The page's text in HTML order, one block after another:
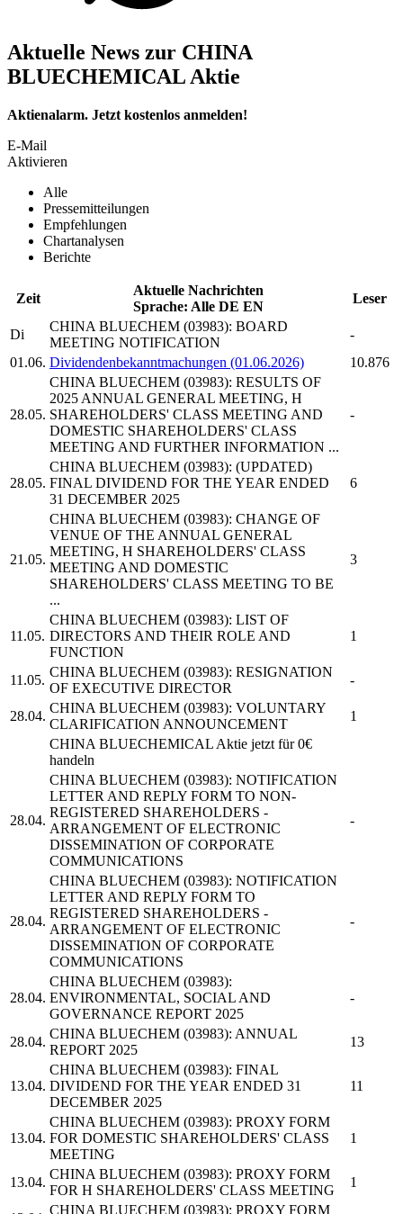
Aktuelle News zur CHINA
BLUECHEMICAL Aktie
Aktienalarm. Jetzt kostenlos anmelden!
E-Mail
Aktivieren
Alle
Pressemitteilungen
Empfehlungen
Chartanalysen
Berichte
Zeit
Aktuelle Nachrichten
Sprache: Alle DE EN
Leser
Di
CHINA BLUECHEM (03983): BOARD
MEETING NOTIFICATION
-
01.06. Dividendenbekanntmachungen (01.06.2026) 10.876
28.05.
CHINA BLUECHEM (03983): RESULTS OF
2025 ANNUAL GENERAL MEETING, H
SHAREHOLDERS' CLASS MEETING AND
DOMESTIC SHAREHOLDERS' CLASS
MEETING AND FURTHER INFORMATION ...
-
28.05.
CHINA BLUECHEM (03983): (UPDATED)
FINAL DIVIDEND FOR THE YEAR ENDED
31 DECEMBER 2025
6
21.05.
CHINA BLUECHEM (03983): CHANGE OF
VENUE OF THE ANNUAL GENERAL
MEETING, H SHAREHOLDERS' CLASS
MEETING AND DOMESTIC
SHAREHOLDERS' CLASS MEETING TO BE
...
3
11.05.
CHINA BLUECHEM (03983): LIST OF
DIRECTORS AND THEIR ROLE AND
FUNCTION
1
11.05.
CHINA BLUECHEM (03983): RESIGNATION
OF EXECUTIVE DIRECTOR
-
28.04.
CHINA BLUECHEM (03983): VOLUNTARY
CLARIFICATION ANNOUNCEMENT
1
CHINA BLUECHEMICAL Aktie jetzt für 0€
handeln
28.04.
CHINA BLUECHEM (03983): NOTIFICATION
LETTER AND REPLY FORM TO NON-
REGISTERED SHAREHOLDERS -
ARRANGEMENT OF ELECTRONIC
DISSEMINATION OF CORPORATE
COMMUNICATIONS
-
28.04.
CHINA BLUECHEM (03983): NOTIFICATION
LETTER AND REPLY FORM TO
REGISTERED SHAREHOLDERS -
ARRANGEMENT OF ELECTRONIC
DISSEMINATION OF CORPORATE
COMMUNICATIONS
-
28.04.
CHINA BLUECHEM (03983):
ENVIRONMENTAL, SOCIAL AND
GOVERNANCE REPORT 2025
-
28.04.
CHINA BLUECHEM (03983): ANNUAL
REPORT 2025
13
13.04.
CHINA BLUECHEM (03983): FINAL
DIVIDEND FOR THE YEAR ENDED 31
DECEMBER 2025
11
13.04.
CHINA BLUECHEM (03983): PROXY FORM
FOR DOMESTIC SHAREHOLDERS' CLASS
MEETING
1
13.04.
CHINA BLUECHEM (03983): PROXY FORM
FOR H SHAREHOLDERS' CLASS MEETING
1
CHINA BLUECHEM (03983): PROXY FORM